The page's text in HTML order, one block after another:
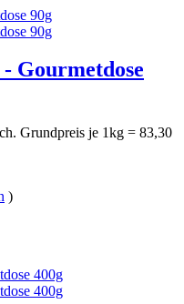
Gourmetdose
Grundpreis je 1kg = 83,30
)